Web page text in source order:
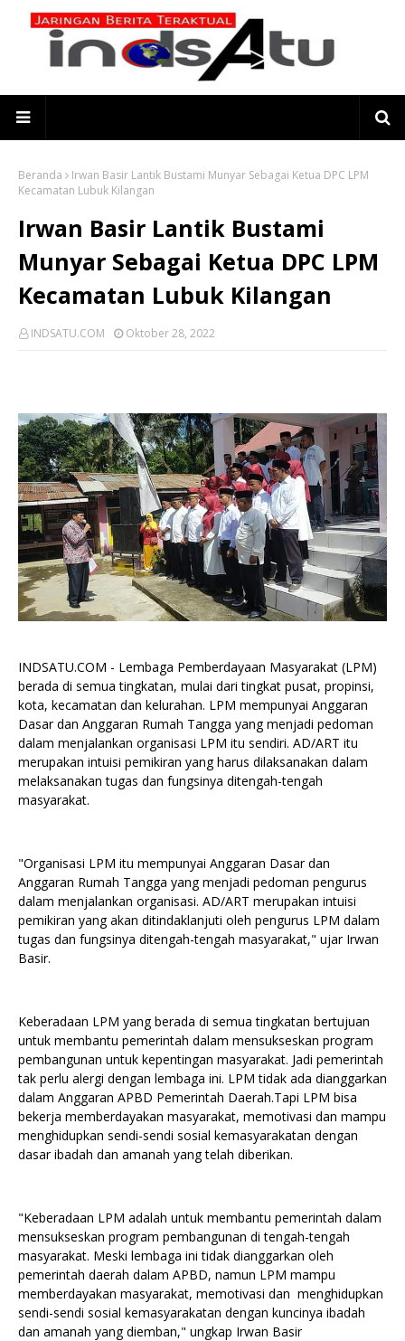
Beranda
Irwan Basir Lantik Bustami Munyar Sebagai Ketua DPC LPM
Kecamatan Lubuk Kilangan
Irwan Basir Lantik Bustami
Munyar Sebagai Ketua DPC LPM
Kecamatan Lubuk Kilangan
INDSATU.COM Oktober 28, 2022
INDSATU.COM - Lembaga Pemberdayaan Masyarakat (LPM)
berada di semua tingkatan, mulai dari tingkat pusat, propinsi,
kota, kecamatan dan kelurahan. LPM mempunyai Anggaran
Dasar dan Anggaran Rumah Tangga yang menjadi pedoman
dalam menjalankan organisasi LPM itu sendiri. AD/ART itu
merupakan intuisi pemikiran yang harus dilaksanakan dalam
melaksanakan tugas dan fungsinya ditengah-tengah
masyarakat.
"Organisasi LPM itu mempunyai Anggaran Dasar dan
Anggaran Rumah Tangga yang menjadi pedoman pengurus
dalam menjalankan organisasi. AD/ART merupakan intuisi
pemikiran yang akan ditindaklanjuti oleh pengurus LPM dalam
tugas dan fungsinya ditengah-tengah masyarakat," ujar Irwan
Basir.
Keberadaan LPM yang berada di semua tingkatan bertujuan
untuk membantu pemerintah dalam mensukseskan program
pembangunan untuk kepentingan masyarakat. Jadi pemerintah
tak perlu alergi dengan lembaga ini. LPM tidak ada dianggarkan
dalam Anggaran APBD Pemerintah Daerah.Tapi LPM bisa
bekerja memberdayakan masyarakat, memotivasi dan mampu
menghidupkan sendi-sendi sosial kemasyarakatan dengan
dasar ibadah dan amanah yang telah diberikan.
"Keberadaan LPM adalah untuk membantu pemerintah dalam
mensukseskan program pembangunan di tengah-tengah
masyarakat. Meski lembaga ini tidak dianggarkan oleh
pemerintah daerah dalam APBD, namun LPM mampu
memberdayakan masyarakat, memotivasi dan menghidupkan
sendi-sendi sosial kemasyarakatan dengan kuncinya ibadah
dan amanah yang diemban," ungkap Irwan Basir